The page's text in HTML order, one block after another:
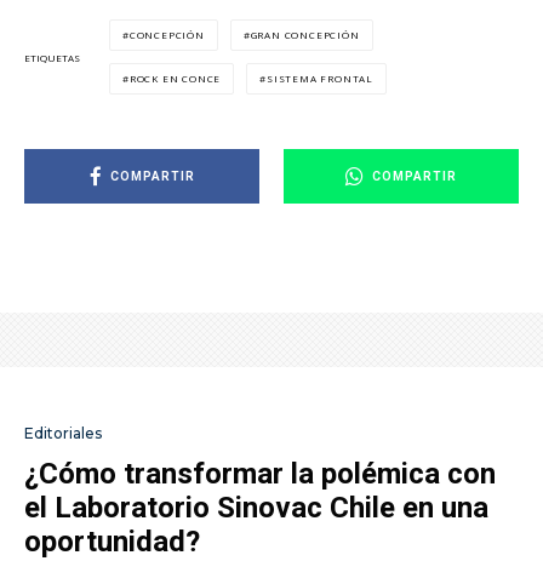
ETIQUETAS
CONCEPCIÓN GRAN CONCEPCIÓN
ROCK EN CONCE SISTEMA FRONTAL
COMPARTIR COMPARTIR
Editoriales
¿Cómo transformar la polémica con
el Laboratorio Sinovac Chile en una
oportunidad?